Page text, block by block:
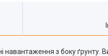
з боку ґрунту.